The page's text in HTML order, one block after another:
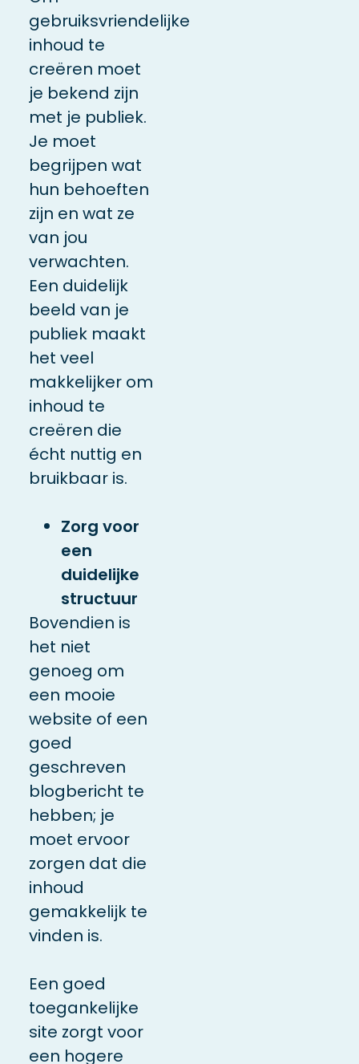
gebruiksvriendelijke
inhoud te
creëren moet
je bekend zijn
met je publiek.
Je moet
begrijpen wat
hun behoeften
zijn en wat ze
van jou
verwachten.
Een duidelijk
beeld van je
publiek maakt
het veel
makkelijker om
inhoud te
creëren die
écht nuttig en
bruikbaar is.
Zorg voor
een
duidelijke
structuur
Bovendien is
het niet
genoeg om
een mooie
website of een
goed
geschreven
blogbericht te
hebben; je
moet ervoor
zorgen dat die
inhoud
gemakkelijk te
vinden is.
Een goed
toegankelijke
site zorgt voor
een hogere